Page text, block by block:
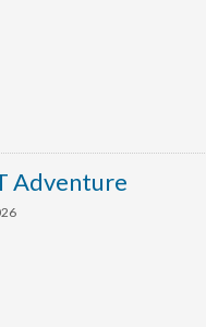
Adventure